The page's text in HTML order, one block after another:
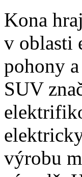
Kona
v oblasti
pohony
SUV
výrobu